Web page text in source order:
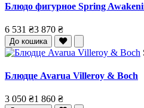
Блюдо фигурное Spring
6 531 ₴3 870 ₴
До кошика
Блюдце Avarua Villeroy & Boch
3 050 ₴1 860 ₴